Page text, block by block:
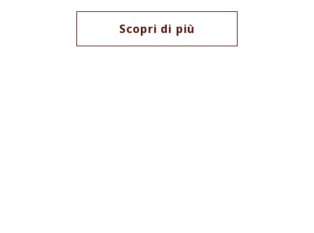
Scopri di più